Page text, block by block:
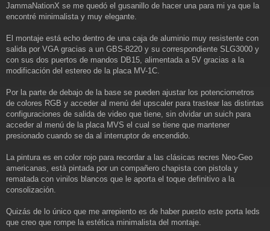
JammaNationX se me quedó el gusanillo de hacer una para mi ya que la
encontré minimalista y muy elegante.
El montaje está echo dentro de una caja de aluminio muy resistente con
salida por VGA gracias a un GBS-8220 y su correspondiente SLG3000 y
con sus dos puertos de mandos DB15, alimentada a 5V gracias a la
modificación del estereo de la placa MV-1C.
Por la parte de debajo de la base se pueden ajustar los potenciometros
de colores RGB y acceder al menú del upscaler para trastear las distintas
configuraciones de salida de video que tiene, sin olvidar un suich para
acceder al menú de la placa MVS el cual se tiene que mantener
presionado cuando se da al interruptor de encendido.
La pintura es en color rojo para recordar a las clásicas recres Neo-Geo
americanas, està pintada por un compañero chapista con pistola y
rematada con vinilos blancos que le aporta el toque definitivo a la
consolización.
Quizás de lo único que me arrepiento es de haber puesto este porta leds
que creo que rompe la estética minimalista del montaje.